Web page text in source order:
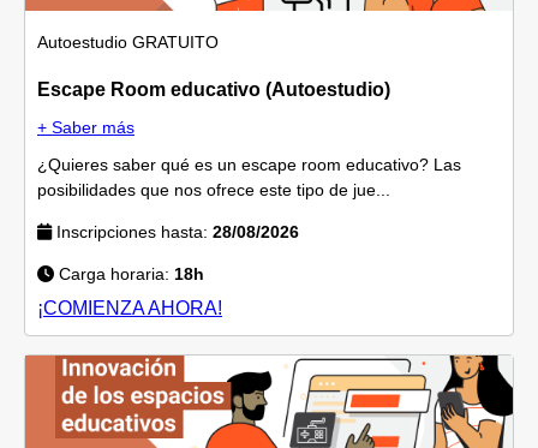
Autoestudio GRATUITO
Escape Room educativo (Autoestudio)
+ Saber más
¿Quieres saber qué es un escape room educativo? Las
posibilidades que nos ofrece este tipo de jue...
Inscripciones hasta: 28/08/2026
Carga horaria: 18h
¡COMIENZA AHORA!